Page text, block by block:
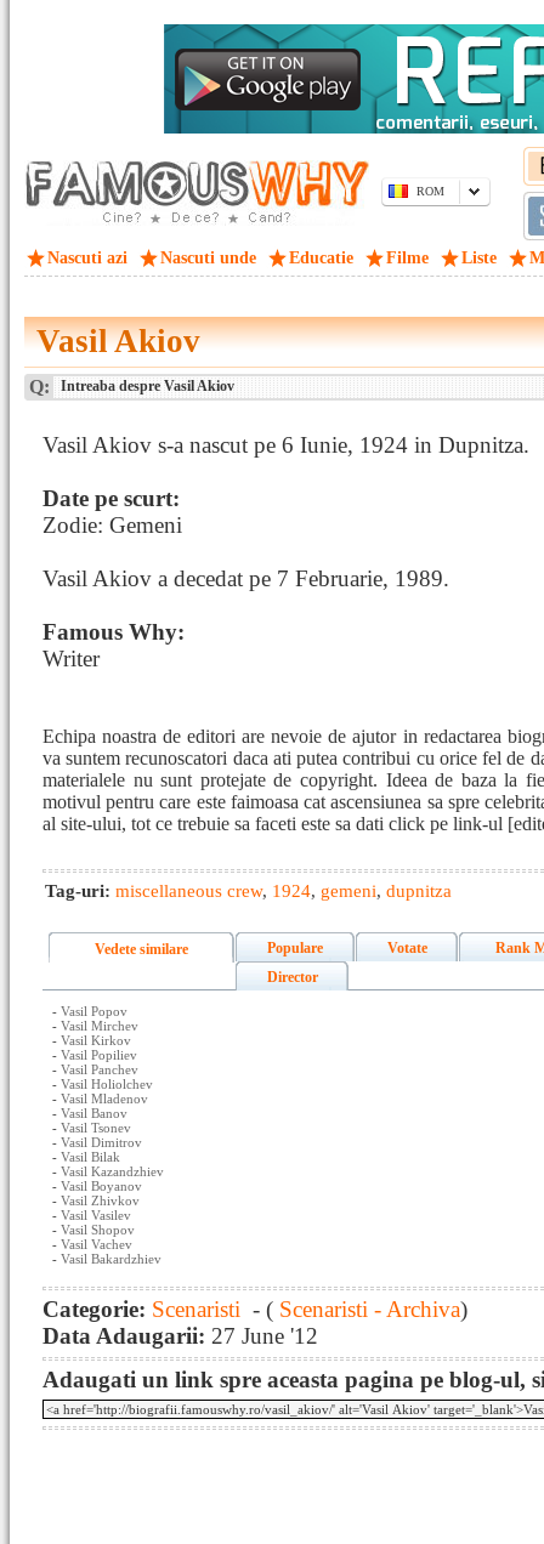
ROM
Nascuti azi Nascuti unde Educatie Filme Liste
Vasil Akiov
Q: Intreaba despre Vasil Akiov
Vasil Akiov s-a nascut pe 6 Iunie, 1924 in Dupnitza.
Date pe scurt:
Zodie: Gemeni
Vasil Akiov a decedat pe 7 Februarie, 1989.
Famous Why:
Writer
Echipa noastra de editori are nevoie de ajutor in redactarea
va suntem recunoscatori daca ati putea contribui cu orice fel de
materialele nu sunt protejate de copyright. Ideea de baza la
motivul pentru care este faimoasa cat ascensiunea sa spre
al site-ului, tot ce trebuie sa faceti este sa dati click pe link-ul
Tag-uri: miscellaneous crew, 1924, gemeni, dupnitza
Vedete similare Populare Votate
Rank
Director
- Vasil Popov
- Vasil Mirchev
- Vasil Kirkov
- Vasil Popiliev
- Vasil Panchev
- Vasil Holiolchev
- Vasil Mladenov
- Vasil Banov
- Vasil Tsonev
- Vasil Dimitrov
- Vasil Bilak
- Vasil Kazandzhiev
- Vasil Boyanov
- Vasil Zhivkov
- Vasil Vasilev
- Vasil Shopov
- Vasil Vachev
- Vasil Bakardzhiev
Categorie: Scenaristi - ( Scenaristi - Archiva)
Data Adaugarii: 27 June '12
Adaugati un link spre aceasta pagina pe blog-ul,